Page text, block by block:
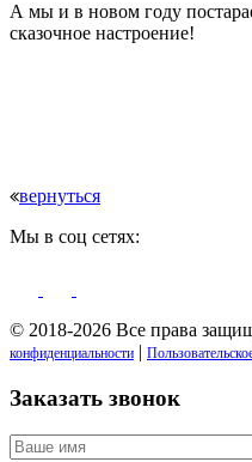
А мы и в новом году
сказочное настроение!
вернуться
Мы в соц сетях:
© 2018-2026 Все права
конфиденциальности |
Заказать звонок